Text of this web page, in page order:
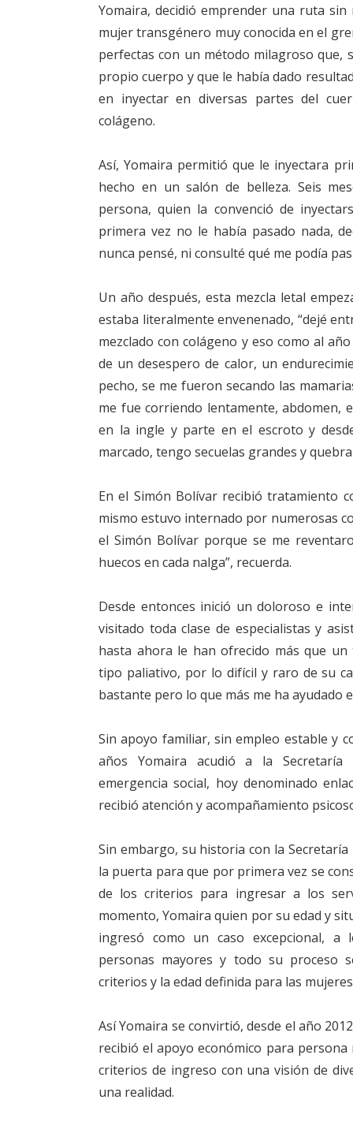
Yomaira, decidió emprender una ruta
mujer transgénero muy conocida en el
perfectas con un método milagroso que,
propio cuerpo y que le había dado
en inyectar en diversas partes del
colágeno.
Así, Yomaira permitió que le inyectara
hecho en un salón de belleza. Seis
persona, quien la convenció de
primera vez no le había pasado nada,
nunca pensé, ni consulté qué me podía
Un año después, esta mezcla letal
estaba literalmente envenenado, “dejé
mezclado con colágeno y eso como al
de un desespero de calor, un
pecho, se me fueron secando las
me fue corriendo lentamente, abdomen,
en la ingle y parte en el escroto y
marcado, tengo secuelas grandes y
En el Simón Bolívar recibió tratamiento
mismo estuvo internado por numerosas
el Simón Bolívar porque se me
huecos en cada nalga”, recuerda.
Desde entonces inició un doloroso e
visitado toda clase de especialistas y
hasta ahora le han ofrecido más que
tipo paliativo, por lo difícil y raro de su
bastante pero lo que más me ha ayudado
Sin apoyo familiar, sin empleo estable y
años Yomaira acudió a la Secretaría
emergencia social, hoy denominado
recibió atención y acompañamiento
Sin embargo, su historia con la
la puerta para que por primera vez se
de los criterios para ingresar a los
momento, Yomaira quien por su edad y
ingresó como un caso excepcional, a
personas mayores y todo su proceso
criterios y la edad definida para las
Así Yomaira se convirtió, desde el año
recibió el apoyo económico para
criterios de ingreso con una visión de
una realidad.